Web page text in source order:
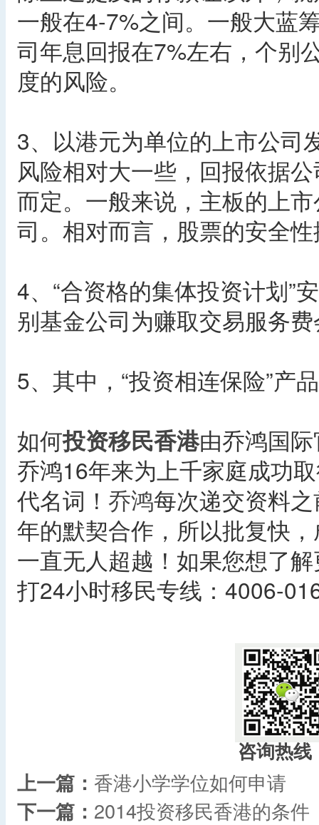
一般在4-7%之间。一般大蓝
司年息回报在7%左右，个别
度的风险。
3、以港元为单位的上市公司
风险相对大一些，回报依据
而定。一般来说，主板的上
司。相对而言，股票的安全
4、“合资格的集体投资计划”
别基金公司为赚取交易服务
5、其中，“投资相连保险”产
如何投资移民香港由乔鸿国
乔鸿16年来为上千家庭成功
代名词！ 乔鸿每次递交资料
年的默契合作，所以批复快
一直无人超越！如果您想了
打24小时移民专线：4006-
咨询热线
上一篇： 香港小学学位如何申请
下一篇： 2014投资移民香港的条件